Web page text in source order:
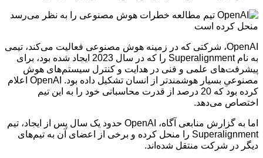
OpenAI، شرکتی که در زمینه هوش مصنوعی فعالیت می‌کند، تیمی
به نام Superalignment را که در سال 2023 ایجاد شده بود، برای
پیشرفت‌های علمی و فنی در هدایت و کنترل سیستم‌های هوش
مصنوعیِ بسیار هوشمندتر از انسان تشکیل داده بود. OpenAI اعلام
کرده بود که 20 درصد از قدرت محاسباتی خود را به این تیم
اختصاص می‌دهد.
اما به گزارش منابعی آگاه، OpenAI حدود یک سال پس از ایجاد، تیم
Superalignment را منحل کرده و برخی از اعضای آن به تیم‌های
دیگر در شرکت منتقل شده‌اند.